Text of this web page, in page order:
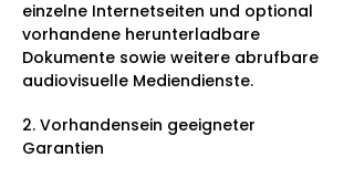
einzelne Internetseiten und optional
vorhandene herunterladbare
Dokumente sowie weitere abrufbare
audiovisuelle Mediendienste.
2. Vorhandensein geeigneter
Garantien